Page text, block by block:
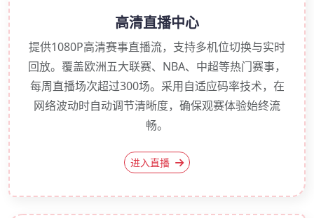
高清直播中心
提供1080P高清赛事直播流，支持多机位切换与实时
回放。覆盖欧洲五大联赛、NBA、中超等热门赛事，
每周直播场次超过300场。采用自适应码率技术，在
网络波动时自动调节清晰度，确保观赛体验始终流
畅。
进入直播